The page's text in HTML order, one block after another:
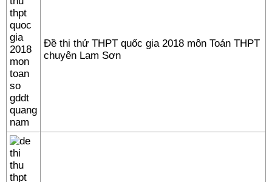
Đề thi thử THPT quốc gia 2018 môn Toán THPT
chuyên Lam Sơn